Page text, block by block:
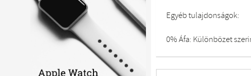
Egyéb tulajdonságok:
0% Áfa: Különbözet